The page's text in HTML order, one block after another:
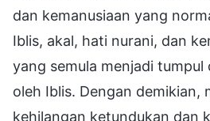
dan kemanusiaan yang
Iblis, akal, hati nurani, dan
yang semula menjadi tumpul
oleh Iblis. Dengan demikian,
kehilangan ketundukan dan